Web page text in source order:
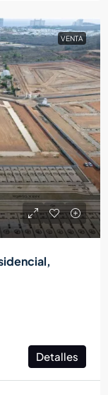
VENTA
Detalles